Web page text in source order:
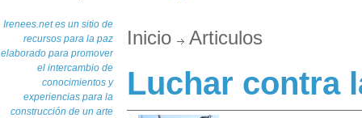
Irenees.net es un sitio de
recursos para la paz
elaborado para promover
el intercambio de
conocimientos y
experiencias para la
construcción de un arte
Inicio Articulos
Luchar contra